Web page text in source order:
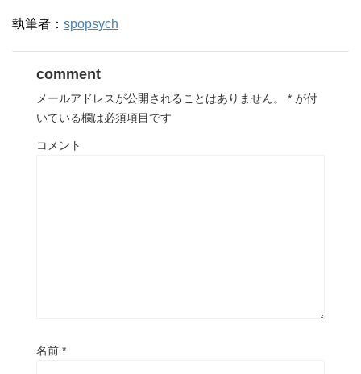
執筆者： spopsych
comment
メールアドレスが公開されることはありません。 * が付
いている欄は必須項目です
コメント
名前 *